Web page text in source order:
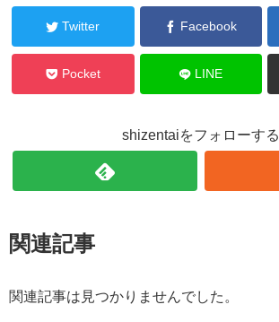
Twitter Facebook
Pocket LINE
shizentaiをフォローする
関連記事
関連記事は見つかりませんでした。